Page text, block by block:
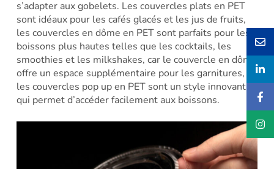
s’adapter aux gobelets. Les couvercles plats en PET
sont idéaux pour les cafés glacés et les jus de fruits,
les couvercles en dôme en PET sont parfaits pour les
boissons plus hautes telles que les cocktails, les
smoothies et les milkshakes, car le couvercle en dôme
offre un espace supplémentaire pour les garnitures, et
les couvercles pop up en PET sont un style innovant
qui permet d’accéder facilement aux boissons.